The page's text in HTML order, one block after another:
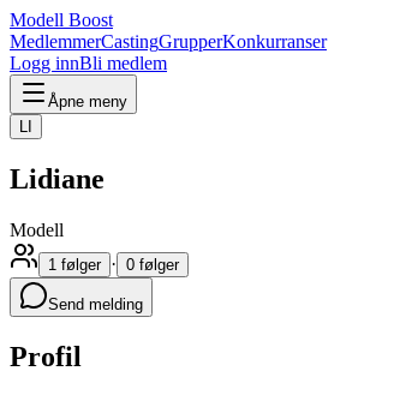
Modell Boost
MedlemmerCastingGrupperKonkurranser
Logg innBli medlem
Åpne meny
LI
Lidiane
Modell
1 følger · 0 følger
Send melding
Profil